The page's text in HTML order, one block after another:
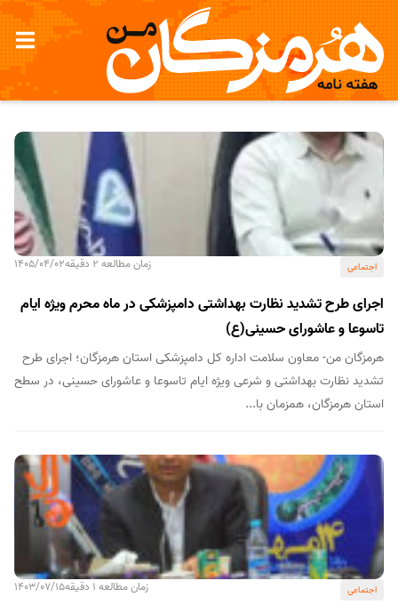
اجتماعی زمان مطالعه 2 دقیقه 1405/04/02
اجرای طرح تشدید نظارت بهداشتی دامپزشکی در ماه محرم ویژه ایام
تاسوعا و عاشورای حسینی(ع)
هرمزگان من- معاون سلامت اداره کل دامپزشکی استان هرمزگان؛ اجرای طرح
تشدید نظارت بهداشتی و شرعی ویژه ایام تاسوعا و عاشورای حسینی، در سطح
استان هرمزگان، همزمان با...
اجتماعی زمان مطالعه 1 دقیقه 1403/07/15